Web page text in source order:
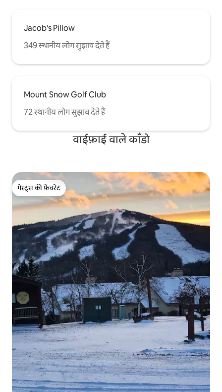
Jacob's Pillow
349 स्थानीय लोग सुझाव देते हैं
Mount Snow Golf Club
72 स्थानीय लोग सुझाव देते हैं
वाईफ़ाई वाले काँडो
गेस्ट्स की फ़ेवरेट
गेस्ट्स की फ़ेवरेट